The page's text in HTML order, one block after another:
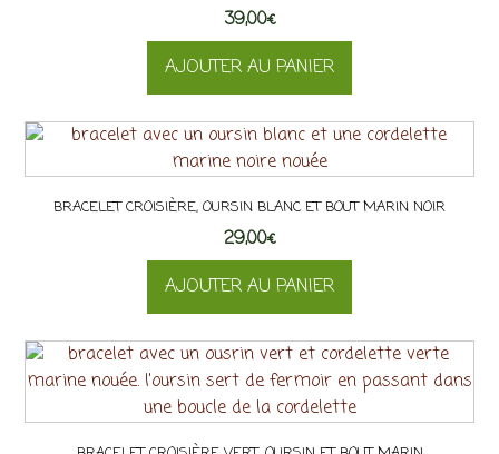
39,00€
AJOUTER AU PANIER
BRACELET CROISIÈRE, OURSIN BLANC ET BOUT MARIN NOIR
29,00€
AJOUTER AU PANIER